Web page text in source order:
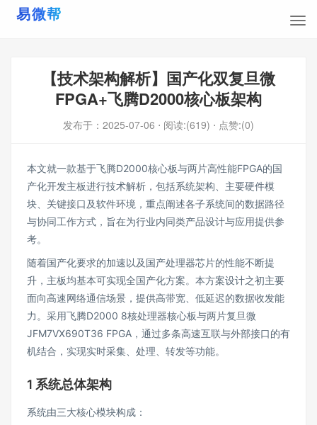
【技术架构解析】国产化双复旦微
FPGA+飞腾D2000核心板架构
发布于： 2025-07-06 ⋅ 阅读:(619) ⋅ 点赞:(0)
本文就一款基于飞腾D2000核心板与两片高性能FPGA的国
产化开发主板进行技术解析，包括系统架构、主要硬件模
块、关键接口及软件环境，重点阐述各子系统间的数据路径
与协同工作方式，旨在为行业内同类产品设计与应用提供参
考。
随着国产化要求的加速以及国产处理器芯片的性能不断提
升，主板均基本可实现全国产化方案。本方案设计之初主要
面向高速网络通信场景，提供高带宽、低延迟的数据收发能
力。采用飞腾D2000 8核处理器核心板与两片复旦微
JFM7VX690T36 FPGA，通过多条高速互联与外部接口的有
机结合，实现实时采集、处理、转发等功能。
1 系统总体架构
系统由三大核心模块构成：